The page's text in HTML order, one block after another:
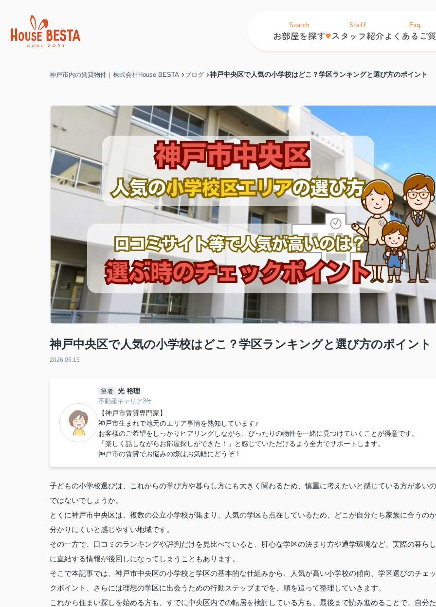
Search
お部屋を探す
Staff
スタッフ紹介
Faq
よくあるご
神戸市内の賃貸物件｜株式会社House BESTA ブログ 神戸中央区で人気の小学校はどこ？学区ランキングと選び方のポイント
神戸中央区で人気の小学校はどこ？学区ランキングと選び方のポイント
2026.05.15
筆者 光 裕理
不動産キャリア3年
【神戸市賃貸専門家】
神戸市生まれで地元のエリア事情を熟知しています♪
お客様のご希望をしっかりヒアリングしながら、ぴったりの物件を一緒に見つけていくことが得意です。
「楽しく話しながらお部屋探しができた！」と感じていただけるよう全力でサポートします。
神戸市の賃貸でお悩みの際はお気軽にどうぞ！
子どもの小学校選びは、これからの学び方や暮らし方にも大きく関わるため、慎重に考えたいと感じている方が多いの
ではないでしょうか。
とくに神戸市中央区は、複数の公立小学校が集まり、人気の学区も点在しているため、どこが自分たち家族に合うのか
分かりにくいと感じやすい地域です。
その一方で、口コミのランキングや評判だけを見比べていると、肝心な学区の決まり方や通学環境など、実際の暮らし
に直結する情報が後回しになってしまうこともあります。
そこで本記事では、神戸市中央区の小学校と学区の基本的な仕組みから、人気が高い小学校の傾向、学区選びのチェッ
クポイント、さらには理想の学区に出会うための行動ステップまでを、順を追って整理していきます。
これから住まい探しを始める方も、すでに中央区内での転居を検討している方も、最後まで読み進めることで、自分た